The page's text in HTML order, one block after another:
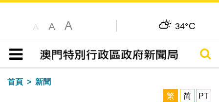
A A A 34°C
目錄
搜尋
首頁
新聞
繁
简 PT